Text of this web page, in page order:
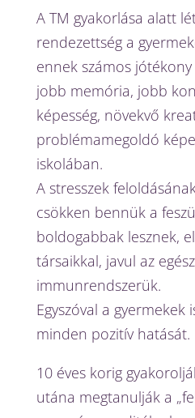
A TM gyakorlása alatt
rendezettség a
ennek számos
jobb memória, jobb
képesség, növekvő
problémamegoldó
iskolában.
A stresszek
csökken bennük a
boldogabbak lesznek,
társaikkal, javul az
immunrendszerük.
Egyszóval a gyermekek
minden pozitív hatását.
10 éves korig
utána megtanulják a